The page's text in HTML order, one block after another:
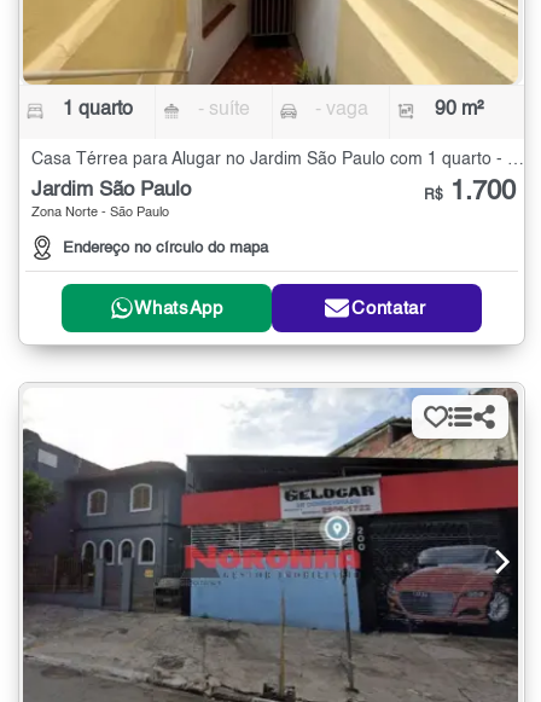
1 quarto - suíte - vaga 90 m²
Casa Térrea para Alugar no Jardim São Paulo com 1 quarto - 90 m²
Jardim São Paulo
Zona Norte - São Paulo
Endereço no círculo do mapa
R$ 1.700
WhatsApp Contatar